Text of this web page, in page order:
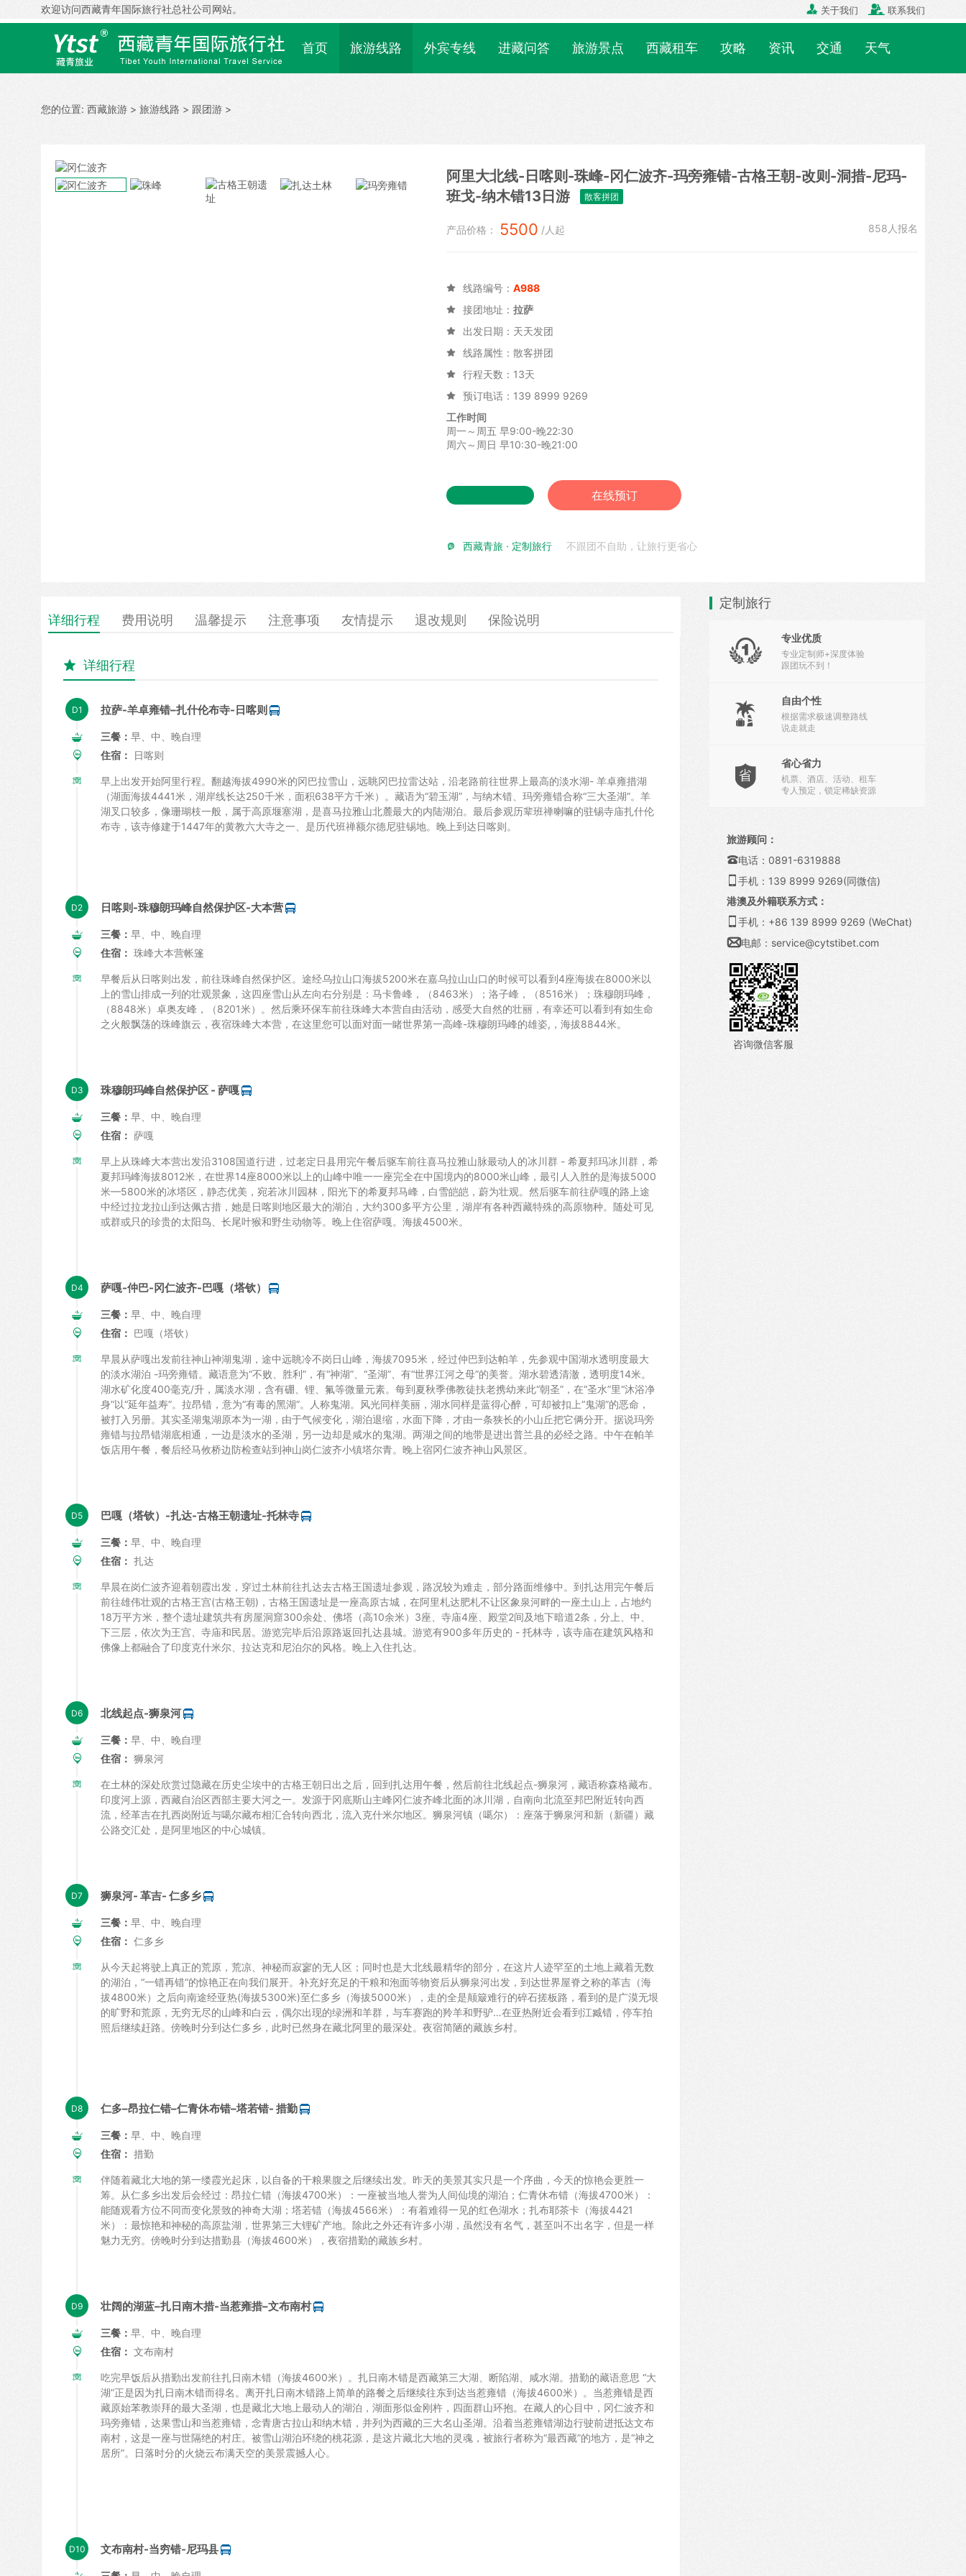
欢迎访问西藏青年国际旅行社总社公司网站。  关于我们  联系我们
首页 旅游线路 外宾专线 进藏问答 旅游景点 西藏租车 攻略 资讯 交通 天气
您的位置: 西藏旅游 > 旅游线路 > 跟团游 >
阿里大北线-日喀则-珠峰-冈仁波齐-玛旁雍错-古格王朝-改则-洞措-尼玛-
班戈-纳木错13日游
散客拼团
产品价格： 5500 /人起 858人报名
 线路编号： A988
 接团地址： 拉萨
 出发日期：天天发团
 线路属性：散客拼团
 行程天数：13天

预订电话：139 8999 9269
工作时间
周一～周五 早9:00-晚22:30
周六～周日 早10:30-晚21:00
在线预订
 西藏青旅 · 定制旅行 不跟团不自助，让旅行更省心
详细行程 费用说明 温馨提示 注意事项 友情提示 退改规则 保险说明
 详细行程
拉萨-羊卓雍错–扎什伦布寺-日喀则
三餐： 早、中、晚自理
住宿：
日喀则
早上出发开始阿里行程。翻越海拔4990米的冈巴拉雪山，远眺冈巴拉雷达站，沿老路前往世界上最高的淡水湖- 羊卓雍措湖
（湖面海拔4441米，湖岸线长达250千米，面积638平方千米）。藏语为“碧玉湖”，与纳木错、玛旁雍错合称“三大圣湖”。羊
湖叉口较多，像珊瑚枝一般，属于高原堰塞湖，是喜马拉雅山北麓最大的内陆湖泊。最后参观历辈班禅喇嘛的驻锡寺庙扎什伦
布寺，该寺修建于1447年的黄教六大寺之一、是历代班禅额尔德尼驻锡地。晚上到达日喀则。
日喀则-珠穆朗玛峰自然保护区-大本营
三餐： 早、中、晚自理
住宿： 珠峰大本营帐篷
早餐后从日喀则出发，前往珠峰自然保护区。途经乌拉山口海拔5200米在嘉乌拉山山口的时候可以看到4座海拔在8000米以
上的雪山排成一列的壮观景象，这四座雪山从左向右分别是：马卡鲁峰，（8463米）；洛子峰，（8516米）；珠穆朗玛峰，
（8848米）卓奥友峰，（8201米）。然后乘环保车前往珠峰大本营自由活动，感受大自然的壮丽，有幸还可以看到有如生命
之火般飘荡的珠峰旗云，夜宿珠峰大本营，在这里您可以面对面一睹世界第一高峰-珠穆朗玛峰的雄姿,，海拔8844米。
珠穆朗玛峰自然保护区 - 萨嘎
三餐： 早、中、晚自理
住宿： 萨嘎
早上从珠峰大本营出发沿3108国道行进，过老定日县用完午餐后驱车前往喜马拉雅山脉最动人的冰川群 - 希夏邦玛冰川群，希
夏邦玛峰海拔8012米，在世界14座8000米以上的山峰中唯一一座完全在中国境内的8000米山峰，最引人入胜的是海拔5000
米—5800米的冰塔区，静态优美，宛若冰川园林，阳光下的希夏邦马峰，白雪皑皑，蔚为壮观。然后驱车前往萨嘎的路上途
中经过拉龙拉山到达佩古措，她是日喀则地区最大的湖泊，大约300多平方公里，湖岸有各种西藏特殊的高原物种。随处可见
或群或只的珍贵的太阳鸟、长尾叶猴和野生动物等。晚上住宿萨嘎。海拔4500米。
萨嘎-仲巴-冈仁波齐-巴嘎（塔钦）
三餐： 早、中、晚自理
住宿： 巴嘎（塔钦）
早晨从萨嘎出发前往神山神湖鬼湖，途中远眺冷不岗日山峰，海拔7095米，经过仲巴到达帕羊，先参观中国湖水透明度最大
的淡水湖泊 -玛旁雍错。藏语意为“不败、胜利”，有“神湖”、“圣湖”、有“世界江河之母”的美誉。湖水碧透清澈，透明度14米。
湖水矿化度400毫克/升，属淡水湖，含有硼、锂、氟等微量元素。每到夏秋季佛教徒扶老携幼来此“朝圣”，在“圣水”里“沐浴净
身”以“延年益寿”。拉昂错，意为“有毒的黑湖”。人称鬼湖。风光同样美丽，湖水同样是蓝得心醉，可却被扣上“鬼湖”的恶命，
被打入另册。其实圣湖鬼湖原本为一湖，由于气候变化，湖泊退缩，水面下降，才由一条狭长的小山丘把它俩分开。据说玛旁
雍错与拉昂错湖底相通，一边是淡水的圣湖，另一边却是咸水的鬼湖。两湖之间的地带是进出普兰县的必经之路。中午在帕羊
饭店用午餐，餐后经马攸桥边防检查站到神山岗仁波齐小镇塔尔青。晚上宿冈仁波齐神山风景区。
巴嘎（塔钦）-扎达-古格王朝遗址-托林寺
三餐： 早、中、晚自理
住宿： 扎达
早晨在岗仁波齐迎着朝霞出发，穿过土林前往扎达去古格王国遗址参观，路况较为难走，部分路面维修中。到扎达用完午餐后
前往雄伟壮观的古格王宫(古格王朝)，古格王国遗址是一座高原古城，在阿里札达肥札不让区象泉河畔的一座土山上，占地约
18万平方米，整个遗址建筑共有房屋洞窟300余处、佛塔（高10余米）3座、寺庙4座、殿堂2间及地下暗道2条，分上、中、
下三层，依次为王宫、寺庙和民居。游览完毕后沿原路返回扎达县城。游览有900多年历史的 - 托林寺，该寺庙在建筑风格和
佛像上都融合了印度克什米尔、拉达克和尼泊尔的风格。晚上入住扎达。
北线起点-狮泉河
三餐： 早、中、晚自理
住宿： 狮泉河
在土林的深处欣赏过隐藏在历史尘埃中的古格王朝日出之后，回到扎达用午餐，然后前往北线起点-狮泉河，藏语称森格藏布。
印度河上源，西藏自治区西部主要大河之一。发源于冈底斯山主峰冈仁波齐峰北面的冰川湖，自南向北流至邦巴附近转向西
流，经革吉在扎西岗附近与噶尔藏布相汇合转向西北，流入克什米尔地区。狮泉河镇（噶尔）：座落于狮泉河和新（新疆）藏
公路交汇处，是阿里地区的中心城镇。
狮泉河- 革吉- 仁多乡
三餐： 早、中、晚自理
住宿： 仁多乡
从今天起将驶上真正的荒原，荒凉、神秘而寂寥的无人区；同时也是大北线最精华的部分，在这片人迹罕至的土地上藏着无数
的湖泊，“一错再错“的惊艳正在向我们展开。补充好充足的干粮和泡面等物资后从狮泉河出发，到达世界屋脊之称的革吉（海
拔4800米）之后向南途经亚热(海拔5300米)至仁多乡（海拔5000米），走的全是颠簸难行的碎石搓板路，看到的是广漠无垠
的旷野和荒原，无穷无尽的山峰和白云，偶尔出现的绿洲和羊群，与车赛跑的羚羊和野驴…在亚热附近会看到江臧错，停车拍
照后继续赶路。傍晚时分到达仁多乡，此时已然身在藏北阿里的最深处。夜宿简陋的藏族乡村。
仁多–昂拉仁错–仁青休布错–塔若错- 措勤
三餐： 早、中、晚自理
住宿： 措勤
伴随着藏北大地的第一缕霞光起床，以自备的干粮果腹之后继续出发。昨天的美景其实只是一个序曲，今天的惊艳会更胜一
筹。从仁多乡出发后会经过：昂拉仁错（海拔4700米）：一座被当地人誉为人间仙境的湖泊；仁青休布错（海拔4700米）：
能随观看方位不同而变化景致的神奇大湖；塔若错（海拔4566米）：有着难得一见的红色湖水；扎布耶茶卡（海拔4421
米）：最惊艳和神秘的高原盐湖，世界第三大锂矿产地。除此之外还有许多小湖，虽然没有名气，甚至叫不出名字，但是一样
魅力无穷。傍晚时分到达措勤县（海拔4600米），夜宿措勤的藏族乡村。
壮阔的湖蓝–扎日南木措-当惹雍措–文布南村
三餐： 早、中、晚自理
住宿： 文布南村
吃完早饭后从措勤出发前往扎日南木错（海拔4600米）。扎日南木错是西藏第三大湖、断陷湖、咸水湖。措勤的藏语意思 “大
湖”正是因为扎日南木错而得名。离开扎日南木错路上简单的路餐之后继续往东到达当惹雍错（海拔4600米）。当惹雍错是西
藏原始苯教崇拜的最大圣湖，也是藏北大地上最动人的湖泊，湖面形似金刚杵，四面群山环抱。在藏人的心目中，冈仁波齐和
玛旁雍错，达果雪山和当惹雍错，念青唐古拉山和纳木错，并列为西藏的三大名山圣湖。沿着当惹雍错湖边行驶前进抵达文布
南村，这是一座与世隔绝的村庄。被雪山湖泊环绕的桃花源，是这片藏北大地的灵魂，被旅行者称为“最西藏”的地方，是“神之
居所”。日落时分的火烧云布满天空的美景震撼人心。
文布南村-当穷错-尼玛县
定制旅行
 专业优质
专业定制师+深度体验
跟团玩不到！
 自由个性
根据需求极速调整路线
说走就走
 省心省力
机票、酒店、活动、租车
专人预定，锁定稀缺资源
旅游顾问：
电话：0891-6319888
手机：139 8999 9269(同微信)
港澳及外籍联系方式：
 手机：+86 139 8999 9269 (WeChat)
电邮： service@cytstibet.com
咨询微信客服